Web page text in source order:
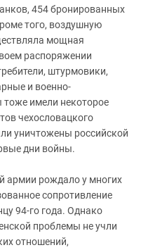
454 бронированных
того, воздушную
мощная
распоряжении
штурмовики,
и военно-
имели некоторое
чехословацкого
уничтожены российской
дни войны.
армии рождало у многих
сопротивление
94-го года. Однако
проблемы не учли
отношений,